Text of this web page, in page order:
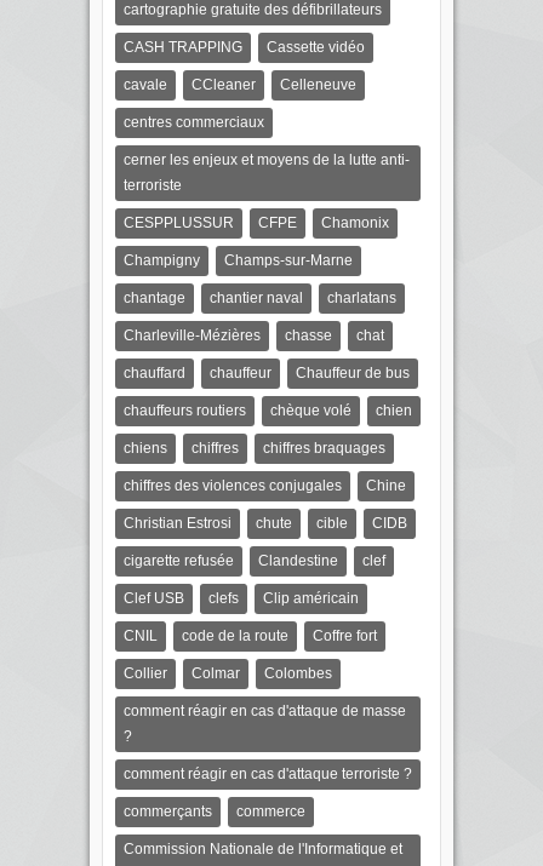
cartographie gratuite des défibrillateurs
CASH TRAPPING Cassette vidéo
cavale CCleaner Celleneuve
centres commerciaux
cerner les enjeux et moyens de la lutte anti-
terroriste
CESPPLUSSUR CFPE Chamonix
Champigny Champs-sur-Marne
chantage chantier naval charlatans
Charleville-Mézières chasse chat
chauffard chauffeur Chauffeur de bus
chauffeurs routiers chèque volé chien
chiens chiffres chiffres braquages
chiffres des violences conjugales Chine
Christian Estrosi chute cible CIDB
cigarette refusée Clandestine clef
Clef USB clefs Clip américain
CNIL code de la route Coffre fort
Collier Colmar Colombes
comment réagir en cas d'attaque de masse
?
comment réagir en cas d'attaque terroriste ?
commerçants commerce
Commission Nationale de l'Informatique et